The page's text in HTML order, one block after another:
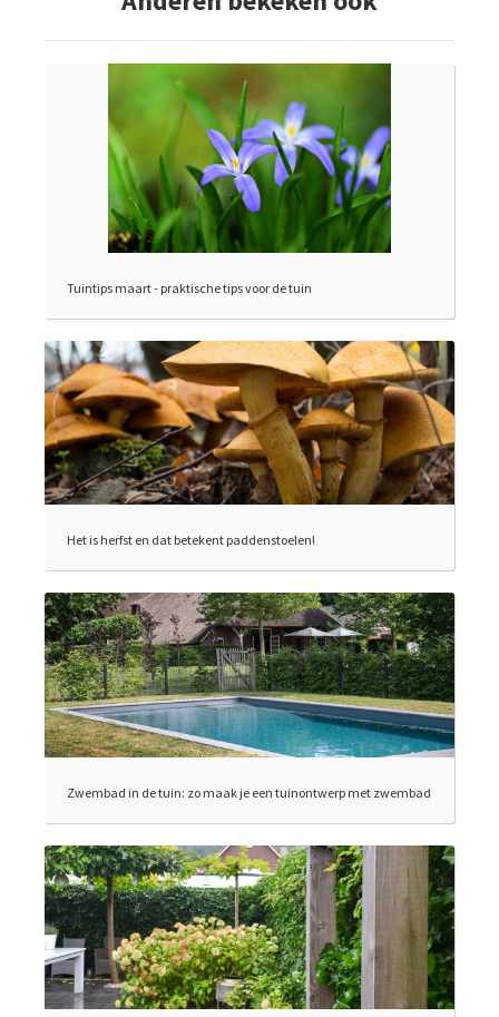
Tuintips maart - praktische tips voor de tuin
Het is herfst en dat betekent paddenstoelen!
Zwembad in de tuin: zo maak je een tuinontwerp met zwembad